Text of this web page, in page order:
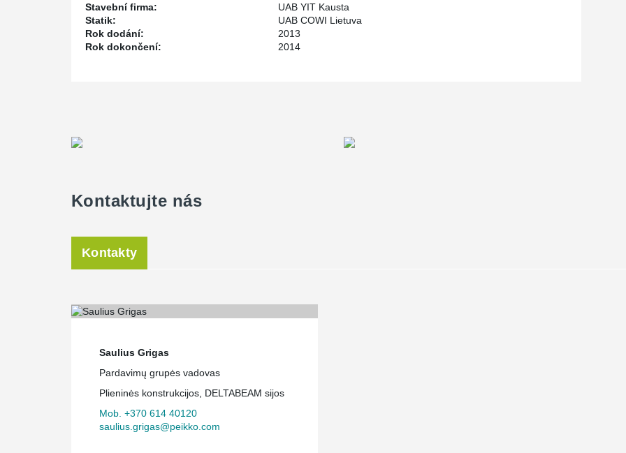
Stavební firma:
UAB YIT Kausta
Statik:
UAB COWI Lietuva
Rok dodání:
2013
Rok dokončení:
2014
Kontaktujte nás
Kontakty
Saulius Grigas
Pardavimų grupės vadovas
Plieninės konstrukcijos, DELTABEAM sijos
Mob. +370 614 40120
saulius.grigas@peikko.com